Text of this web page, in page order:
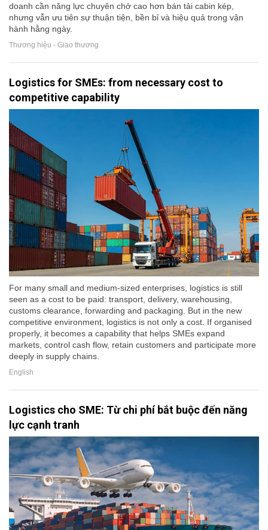
doanh cần năng lực chuyên chở cao hơn bán tải cabin kép,
nhưng vẫn ưu tiên sự thuận tiện, bền bỉ và hiệu quả trong vận
hành hằng ngày.
Thương hiệu - Giao thương
Logistics for SMEs: from necessary cost to
competitive capability
For many small and medium-sized enterprises, logistics is still
seen as a cost to be paid: transport, delivery, warehousing,
customs clearance, forwarding and packaging. But in the new
competitive environment, logistics is not only a cost. If organised
properly, it becomes a capability that helps SMEs expand
markets, control cash flow, retain customers and participate more
deeply in supply chains.
English
Logistics cho SME: Từ chi phí bắt buộc đến năng
lực cạnh tranh